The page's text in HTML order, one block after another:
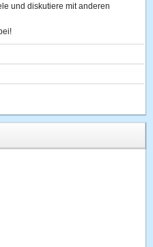
und diskutiere mit anderen